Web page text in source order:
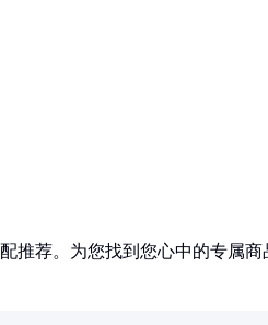
推荐。为您找到您心中的专属商